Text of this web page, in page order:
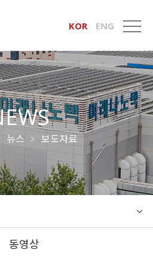
KOR ENG
뉴스 보도자료
동영상